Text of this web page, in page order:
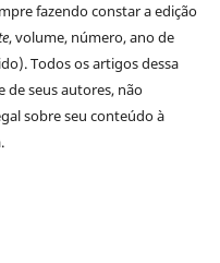
fazendo constar a edição
, volume, número, ano de
Todos os artigos dessa
de seus autores, não
sobre seu conteúdo à